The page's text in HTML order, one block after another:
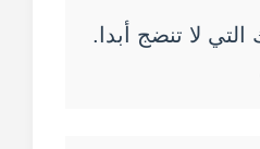
التي لا تنضج أبدا.